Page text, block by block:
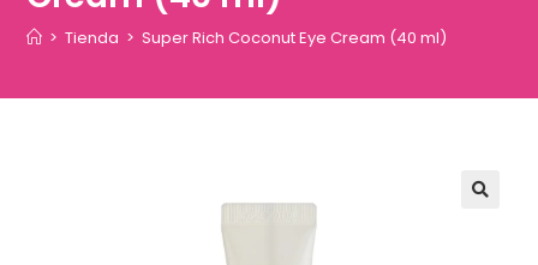
> Tienda > Super Rich Coconut Eye Cream (40 ml)